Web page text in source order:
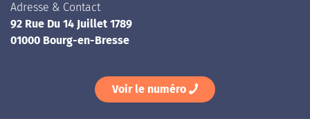
Adresse & Contact
92 Rue Du 14 Juillet 1789
01000 Bourg-en-Bresse
Voir le numéro